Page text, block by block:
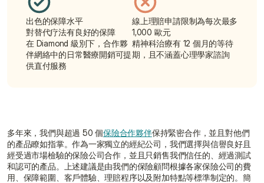
出色的保障水平
對替代疗法有良好的保障
在 Diamond 級別下，合作夥
伴網絡中的日常醫療開銷可提
供直付服務
線上理賠申請限制為每次最多
1,000 歐元
精神科治療有 12 個月的等待
期，且不涵蓋心理學家諮詢
多年來，我們與超過 50 個保險合作夥伴保持緊密合作，並且對他們
的產品瞭如指掌。作為一家獨立的經紀公司，我們選擇與信譽良好且
經受過市場檢驗的保險公司合作，並且只銷售我們信任的、經過測試
和認可的產品。上述建議是由我們的保險顧問根據各家保險公司的費
用、保障範圍、客戶體驗、理賠程序以及附加特點等標準制定的。簡